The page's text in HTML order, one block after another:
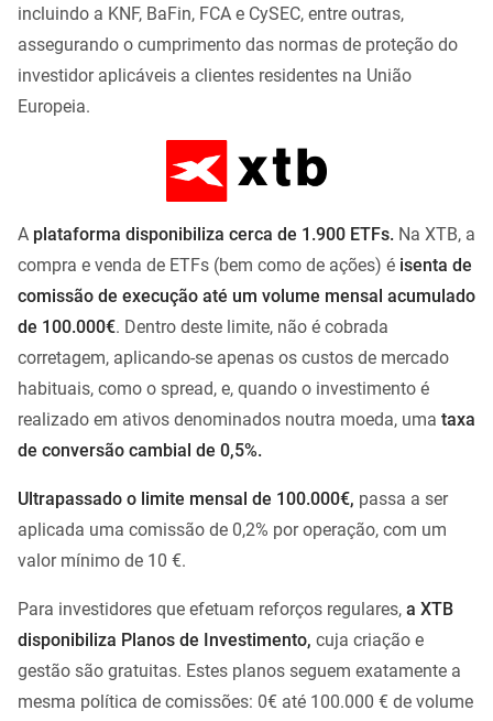
incluindo a KNF, BaFin, FCA e CySEC, entre outras,
assegurando o cumprimento das normas de proteção do
investidor aplicáveis a clientes residentes na União
Europeia.
A plataforma disponibiliza cerca de 1.900 ETFs. Na XTB, a
compra e venda de ETFs (bem como de ações) é isenta de
comissão de execução até um volume mensal acumulado
de 100.000€. Dentro deste limite, não é cobrada
corretagem, aplicando-se apenas os custos de mercado
habituais, como o spread, e, quando o investimento é
realizado em ativos denominados noutra moeda, uma taxa
de conversão cambial de 0,5%.
Ultrapassado o limite mensal de 100.000€, passa a ser
aplicada uma comissão de 0,2% por operação, com um
valor mínimo de 10 €.
Para investidores que efetuam reforços regulares, a XTB
disponibiliza Planos de Investimento, cuja criação e
gestão são gratuitas. Estes planos seguem exatamente a
mesma política de comissões: 0€ até 100.000 € de volume